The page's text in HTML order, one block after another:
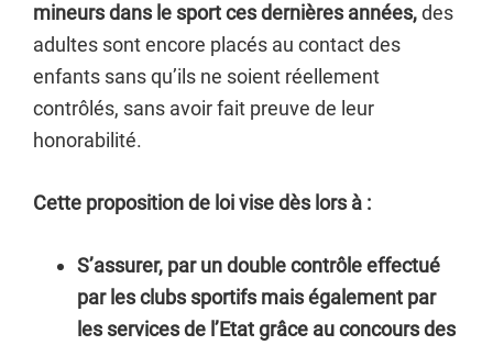
mineurs dans le sport ces dernières années,des
adultes sont encore placés au contact des
enfants sans qu’ils ne soient réellement
contrôlés, sans avoir fait preuve de leur
honorabilité.
Cette proposition de loi vise dès lors à :
S’assurer, par un double contrôle effectué
par les clubs sportifs mais également par
les services de l’Etat grâce au concours des